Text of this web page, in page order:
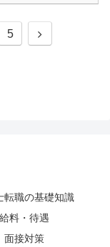
5
次
転職の基礎知識
給料・待遇
面接対策